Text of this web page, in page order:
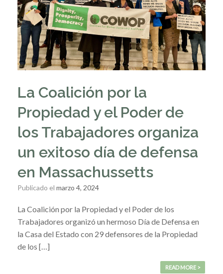
La Coalición por la
Propiedad y el Poder de
los Trabajadores organiza
un exitoso día de defensa
en Massachussetts
Publicado el marzo 4, 2024
La Coalición por la Propiedad y el Poder de los
Trabajadores organizó un hermoso Día de Defensa en
la Casa del Estado con 29 defensores de la Propiedad
de los […]
READ MORE >